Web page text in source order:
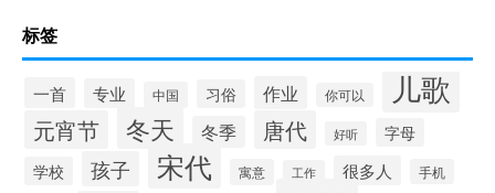
标签
一首 专业 中国 习俗 作业 你可以 儿歌
元宵节 冬天 冬季 唐代 好听
字母
学校
孩子 宋代 寓意 工作 很多人 手机